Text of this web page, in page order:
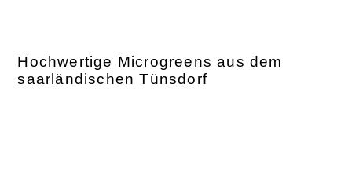
Hochwertige Microgreens aus dem
saarländischen Tünsdorf